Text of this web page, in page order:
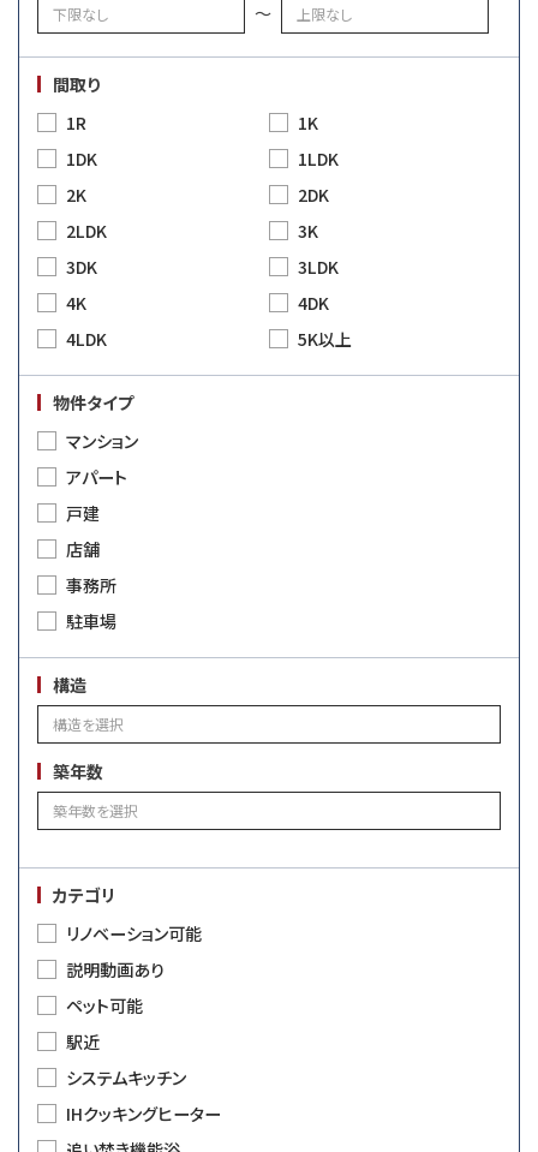
～
間取り
1R
1K
1DK
1LDK
2K
2DK
2LDK
3K
3DK
3LDK
4K
4DK
4LDK
5K以上
物件タイプ
マンション
アパート
戸建
店舗
事務所
駐車場
構造
築年数
カテゴリ
リノベーション可能
説明動画あり
ペット可能
駅近
システムキッチン
IHクッキングヒーター